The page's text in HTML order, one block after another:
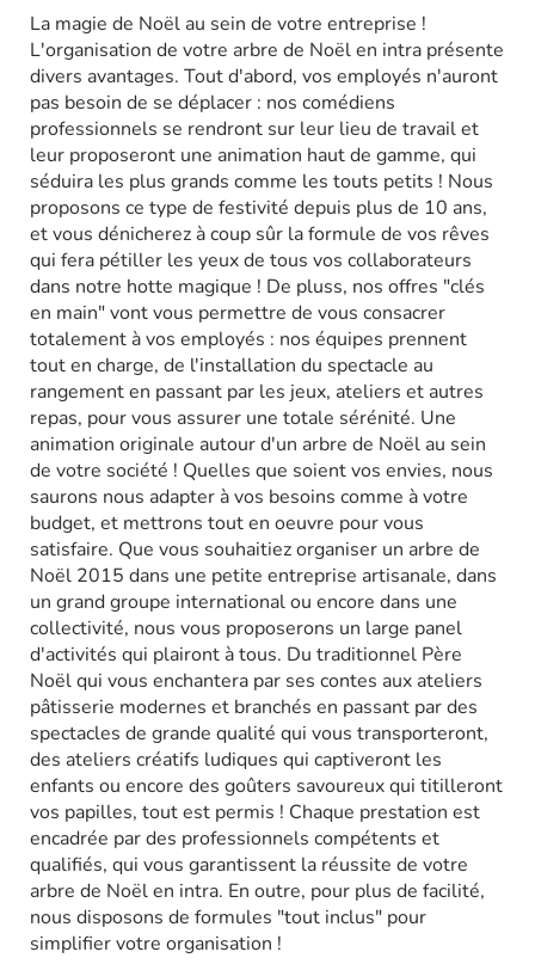
La magie de Noël au sein de votre entreprise !
L'organisation de votre arbre de Noël en intra présente
divers avantages. Tout d'abord, vos employés n'auront
pas besoin de se déplacer : nos comédiens
professionnels se rendront sur leur lieu de travail et
leur proposeront une animation haut de gamme, qui
séduira les plus grands comme les touts petits ! Nous
proposons ce type de festivité depuis plus de 10 ans,
et vous dénicherez à coup sûr la formule de vos rêves
qui fera pétiller les yeux de tous vos collaborateurs
dans notre hotte magique ! De pluss, nos offres "clés
en main" vont vous permettre de vous consacrer
totalement à vos employés : nos équipes prennent
tout en charge, de l'installation du spectacle au
rangement en passant par les jeux, ateliers et autres
repas, pour vous assurer une totale sérénité. Une
animation originale autour d'un arbre de Noël au sein
de votre société ! Quelles que soient vos envies, nous
saurons nous adapter à vos besoins comme à votre
budget, et mettrons tout en oeuvre pour vous
satisfaire. Que vous souhaitiez organiser un arbre de
Noël 2015 dans une petite entreprise artisanale, dans
un grand groupe international ou encore dans une
collectivité, nous vous proposerons un large panel
d'activités qui plairont à tous. Du traditionnel Père
Noël qui vous enchantera par ses contes aux ateliers
pâtisserie modernes et branchés en passant par des
spectacles de grande qualité qui vous transporteront,
des ateliers créatifs ludiques qui captiveront les
enfants ou encore des goûters savoureux qui titilleront
vos papilles, tout est permis ! Chaque prestation est
encadrée par des professionnels compétents et
qualifiés, qui vous garantissent la réussite de votre
arbre de Noël en intra. En outre, pour plus de facilité,
nous disposons de formules "tout inclus" pour
simplifier votre organisation !